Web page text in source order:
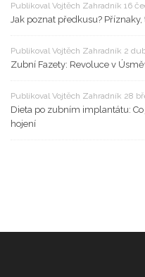
Publikoval Vojtěch Zahradník 16
Jak poznat předkusu?
Publikoval Vojtěch Zahradník 2
Zubní Fazety: Revoluce v
Publikoval Vojtěch Zahradník 28
Dieta po zubním implantátu:
hojení